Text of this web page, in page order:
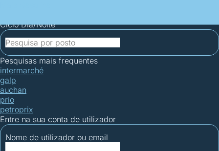
Ciclo Dia/Noite
Pesquisas mais frequentes
intermarché
galp
auchan
prio
petroprix
Entre na sua conta de utilizador
Nome de utilizador ou email